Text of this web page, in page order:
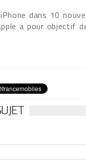
dans 10
a pour objectif